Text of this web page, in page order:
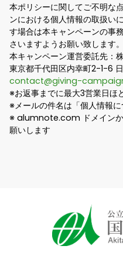
本ポリシーに関してご不明な
ンにおける個人情報の取扱い
す場合は本キャンペーンの事
さいますようお願い致します。
本キャンペーン運営委託先
東京都千代田区内幸町2-1-6
contact@giving-
※お返事までに最大3営業日ほ
※メールの件名は「個人情報
※ alumnote.com ドメインか
願いします